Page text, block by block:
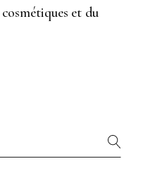
et du